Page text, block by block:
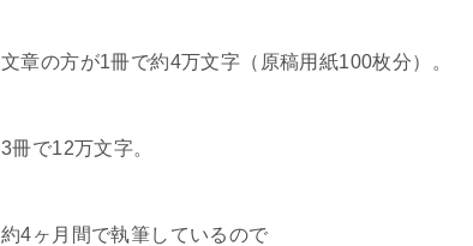
文章の方が1冊で約4万文字（原稿用紙100枚分）。
3冊で12万文字。
約4ヶ月間で執筆しているので